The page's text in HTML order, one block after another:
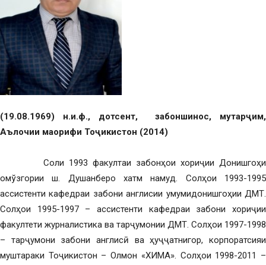
(19.08.1969) н.и.ф., дотсент, забоншинос, мутарҷим,
Аълочии маорифи Тоҷикистон (2014)
Соли 1993 факултаи забонҳои хориҷии Донишгоҳи
омўзгории ш. Душанберо хатм намуд. Солҳои 1993-1995
ассистенти кафедраи забони англисии умумидонишгоҳии ДМТ.
Солҳои 1995-1997 – ассистенти кафедраи забони хориҷии
факултети журналистика ва тарҷумонии ДМТ. Солҳои 1997-1998
– тарҷумони забони англисӣ ва ҳуҷҷатнигор, корпоратсияи
муштараки Тоҷикистон – Олмон «ХИМА». Солҳои 1998-2011 –